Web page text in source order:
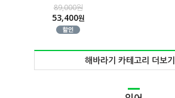
89,000원
53,400원
해바라기 카테고리 더보기